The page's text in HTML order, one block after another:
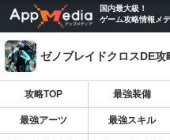
国内最大級！
ゲーム攻略情報メ
ゼノブレイドクロスDE攻
攻略TOP 最強装備
最強アーツ 最強スキル